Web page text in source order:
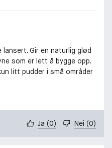
Gir en naturlig glød
som er lett å bygge opp.
litt pudder i små områder
Ja (0) Nei (0)